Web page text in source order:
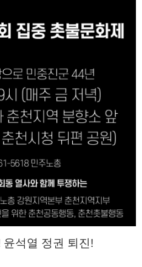
석열 정권 퇴진!